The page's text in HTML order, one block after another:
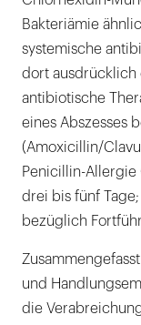
Bakteriämie
systemische
dort ausdrücklich
antibiotische
eines Abszesses
(Amoxicillin/
Penicillin-
drei bis fünf
bezüglich
und
die